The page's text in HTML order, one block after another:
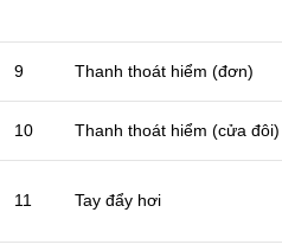
9 Thanh thoát hiểm (đơn)
10 Thanh thoát hiểm (cửa đôi)
11 Tay đẩy hơi